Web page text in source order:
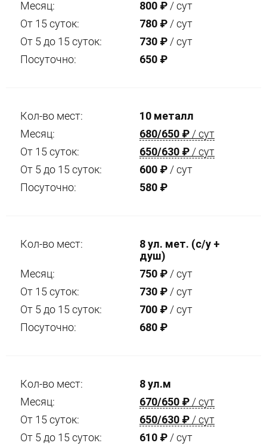
Месяц: 800 ₽ / сут
От 15 суток:
780 ₽ / сут
От 5 до 15 суток:
730 ₽ / сут
Посуточно:
650 ₽
Кол-во мест:
10 металл
Месяц:
680/650 ₽ / сут
От 15 суток:
650/630 ₽ / сут
От 5 до 15 суток:
600 ₽ / сут
Посуточно:
580 ₽
Кол-во мест:
8 ул. мет. (с/у +
душ)
Месяц:
750 ₽ / сут
От 15 суток:
730 ₽ / сут
От 5 до 15 суток:
700 ₽ / сут
Посуточно:
680 ₽
Кол-во мест:
8 ул.м
Месяц:
670/650 ₽ / сут
От 15 суток:
650/630 ₽ / сут
От 5 до 15 суток:
610 ₽ / сут